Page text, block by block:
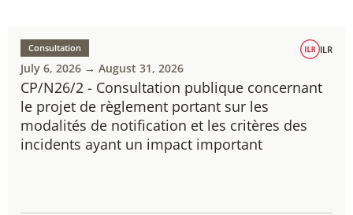
CP/N26/2 - Consultation publique concernant
le projet de règlement portant sur les
modalités de notification et les critères des
incidents ayant un impact important
Consultation ILR
July 6, 2026 → August 31, 2026